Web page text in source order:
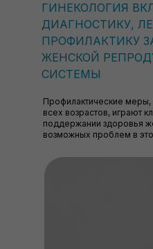
ГИНЕКОЛОГИЯ
ДИАГНОСТИКУ,
ПРОФИЛАКТИКУ
ЖЕНСКОЙ
СИСТЕМЫ
Профилактические
всех возрастов, играют
поддержании здоровья
возможных проблем в